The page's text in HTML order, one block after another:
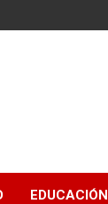
EDUCACIÓN